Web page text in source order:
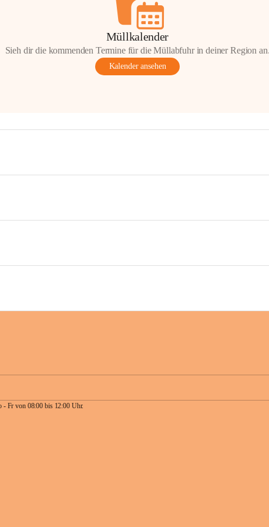
Müllkalender
Sieh dir die kommenden Termine für die Müllabfuhr in deiner Region
Kalender ansehen
- Fr von 08:00 bis 12:00 Uhr.